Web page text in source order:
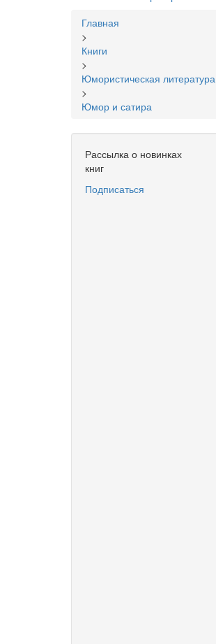
Вы
здесь
Главная
>
Книги
>
Юмористическая литература
>
Юмор и сатира
Рассылка о новинках
книг
Подписаться